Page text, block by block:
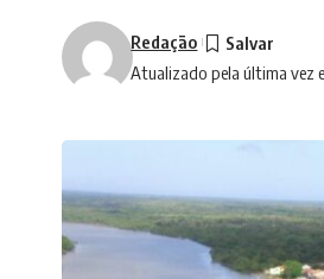
Atualizado pela última vez
Redação